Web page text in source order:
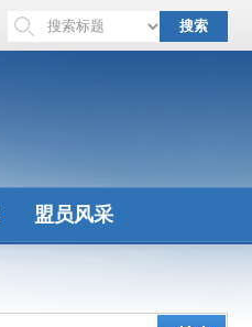
搜索
盟员风采